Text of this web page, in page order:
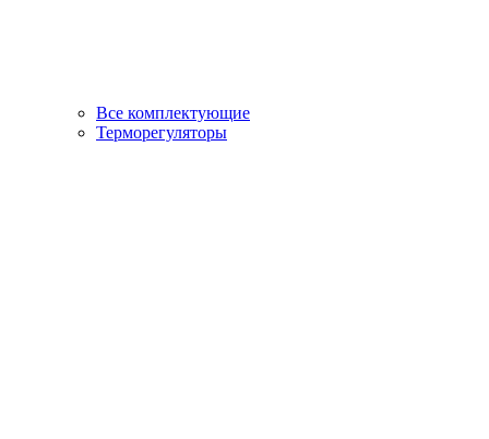
Все комплектующие
Терморегуляторы